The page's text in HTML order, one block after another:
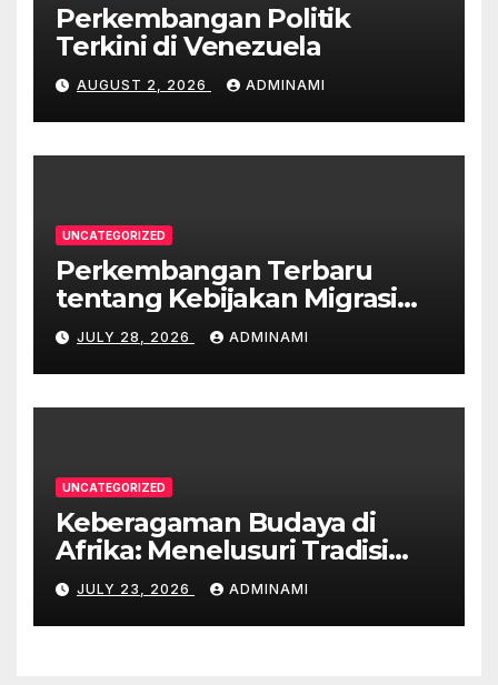
Perkembangan Politik
Terkini di Venezuela
AUGUST 2, 2026 ADMINAMI
UNCATEGORIZED
Perkembangan Terbaru
tentang Kebijakan Migrasi
Australia
JULY 28, 2026 ADMINAMI
UNCATEGORIZED
Keberagaman Budaya di
Afrika: Menelusuri Tradisi
yang Unik
JULY 23, 2026 ADMINAMI